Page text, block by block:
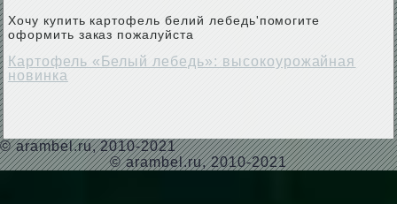
Хочу купить картофель белий лебедь'помогите
оформить заказ пожалуйста
Картофель «Белый лебедь»: высокоурожайная
новинка
© arambel.ru, 2010-2021
© arambel.ru, 2010-2021